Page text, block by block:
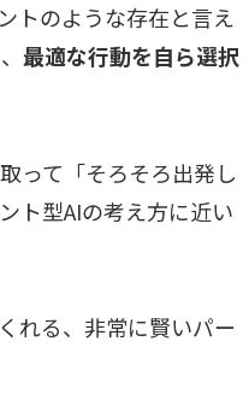
トのような存在と言え
最適な行動を自ら選択
って「そろそろ出発し
ト型AIの考え方に近い
れる、非常に賢いパー